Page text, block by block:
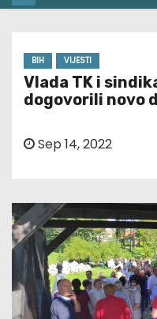
BIH VIJESTI
Vlada TK i
dogovorili novo
Sep 14, 2022